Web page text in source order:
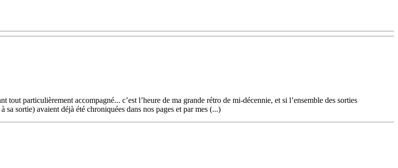
particulièrement accompagné... c’est l’heure de ma grande rétro de mi-décennie, et si l’ensemble des sorties
sortie) avaient déjà été chroniquées dans nos pages et par mes (...)